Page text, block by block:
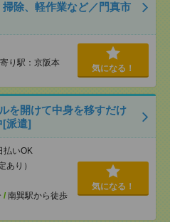
除、軽作業など／門真市
り駅：京阪本
気になる！
を開けて中身を移すだけ
[派遣]
いOK
あり）
/ 南巽駅から徒歩
気になる！